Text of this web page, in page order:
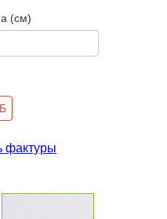
(см)
фактуры